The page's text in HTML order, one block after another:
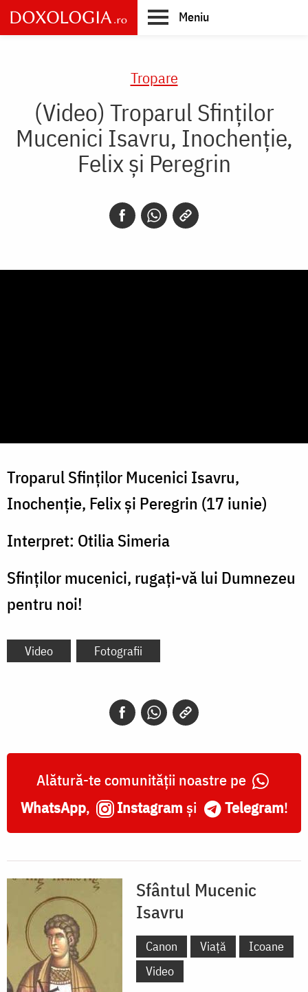
Skip
to
main
Meniu
Tropare
(Video) Troparul Sfinților
Mucenici Isavru, Inochenție,
Felix și Peregrin
Troparul Sfinților Mucenici Isavru,
Inochenție, Felix și Peregrin (17 iunie)
Interpret: Otilia Simeria
Sfinților mucenici, rugați-vă lui Dumnezeu
pentru noi!
Video Fotografii
Alătură-te comunității noastre pe
WhatsApp, Instagram și Telegram!
Sfântul Mucenic
Isavru
Canon Viață
Icoane
Video